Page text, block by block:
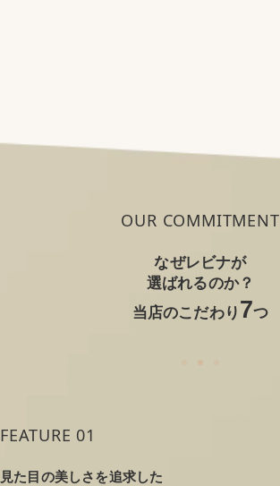
OUR COMMITMENT
なぜレビナが
選ばれるのか？
当店のこだわり 7つ
FEATURE 01
見た目の美しさを追求した